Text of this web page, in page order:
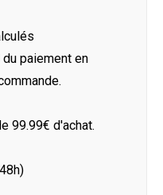
paiement en
99.99€ d'achat.